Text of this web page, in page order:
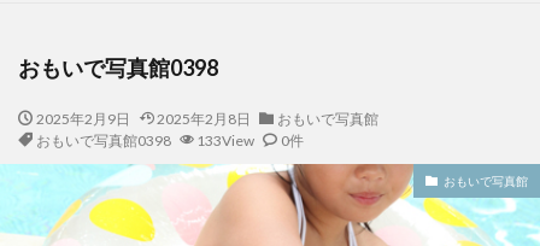
おもいで写真館0398
2025年2月9日 2025年2月8日
おもいで写真館
おもいで写真館0398
133View 0件
おもいで写真館